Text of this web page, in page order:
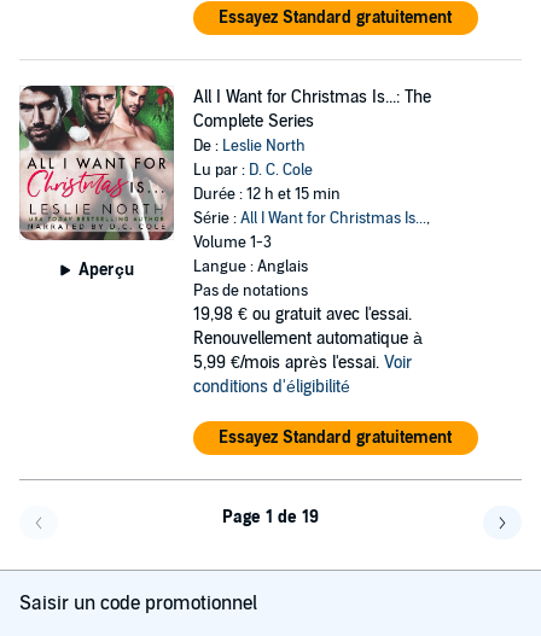
Essayez Standard gratuitement
Aperçu
All I Want for Christmas Is...: The
Complete Series
De : Leslie North
Lu par : D. C. Cole
Durée : 12 h et 15 min
Série :All I Want for Christmas Is...,
Volume 1-3
Langue : Anglais
Pas de notations
19,98 € ou gratuit avec l'essai.
Renouvellement automatique à
5,99 €/mois après l'essai. Voir
conditions d'éligibilité
Essayez Standard gratuitement
Page 1 de 19
Saisir un code promotionnel